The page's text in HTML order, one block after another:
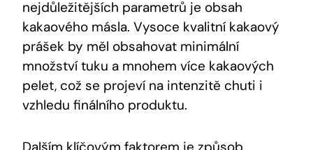
nejdůležitějších parametrů je obsah
kakaového másla. Vysoce kvalitní kakaový
prášek by měl obsahovat minimální
množství tuku a mnohem více kakaových
pelet, což se projeví na intenzitě chuti i
vzhledu finálního produktu.